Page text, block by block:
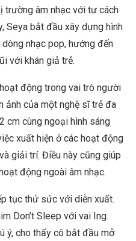
trường âm nhạc với tư cách
Seya bắt đầu xây dựng hình
nhạc pop, hướng đến
với khán giả trẻ.
động trong vai trò người
ảnh của một nghệ sĩ trẻ đa
cm cùng ngoại hình sáng
xuất hiện ở các hoạt động
giải trí. Điều này cũng giúp
động ngoài âm nhạc.
tục thử sức với diễn xuất.
Don’t Sleep với vai Ing.
ý, cho thấy cô bắt đầu mở